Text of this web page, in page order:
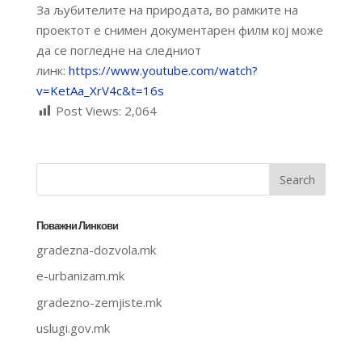
За љубителите на природата, во рамките на
проектот е снимен документарен филм кој може
да се погледне на следниот
линк: https://www.youtube.com/watch?
v=KetAa_XrV4c&t=16s
Post Views: 2,064
Поважни Линкови
gradezna-dozvola.mk
e-urbanizam.mk
gradezno-zemjiste.mk
uslugi.gov.mk